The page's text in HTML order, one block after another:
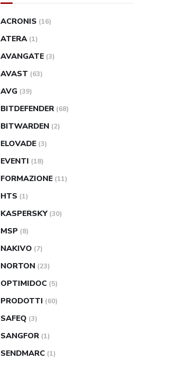
ACRONIS (16)
ATERA (1)
AVANGATE (3)
AVAST (63)
AVG (39)
BITDEFENDER (68)
BITWARDEN (2)
ELOVADE (3)
EVENTI (18)
FORMAZIONE (11)
HTS (1)
KASPERSKY (30)
MSP (8)
NAKIVO (7)
NORTON (23)
OPTIMIDOC (5)
PRODOTTI (60)
SAFEQ (3)
SANGFOR (1)
SENDMARC (1)